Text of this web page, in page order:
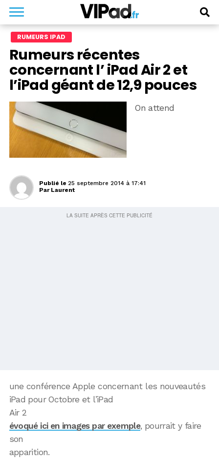
RUMEURS IPAD
Rumeurs récentes
concernant l’ iPad Air 2 et
l’iPad géant de 12,9 pouces
On attend
Publié le 25 septembre 2014 à 17:41
Par Laurent
une conférence Apple concernant les nouveautés
iPad pour Octobre et l’iPad
Air 2
évoqué ici en images par exemple, pourrait y faire
son
apparition.